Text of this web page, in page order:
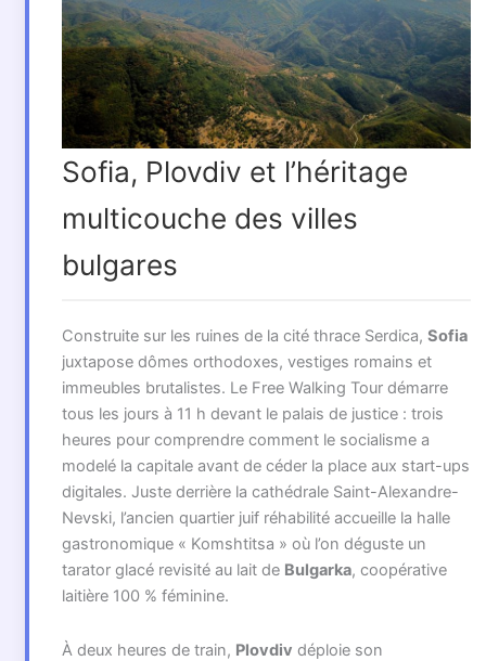
Sofia, Plovdiv et l’héritage
multicouche des villes
bulgares
Construite sur les ruines de la cité thrace Serdica, Sofia
juxtapose dômes orthodoxes, vestiges romains et
immeubles brutalistes. Le Free Walking Tour démarre
tous les jours à 11 h devant le palais de justice : trois
heures pour comprendre comment le socialisme a
modelé la capitale avant de céder la place aux start-ups
digitales. Juste derrière la cathédrale Saint-Alexandre-
Nevski, l’ancien quartier juif réhabilité accueille la halle
gastronomique « Komshtitsa » où l’on déguste un
tarator glacé revisité au lait de Bulgarka, coopérative
laitière 100 % féminine.
À deux heures de train, Plovdiv déploie son